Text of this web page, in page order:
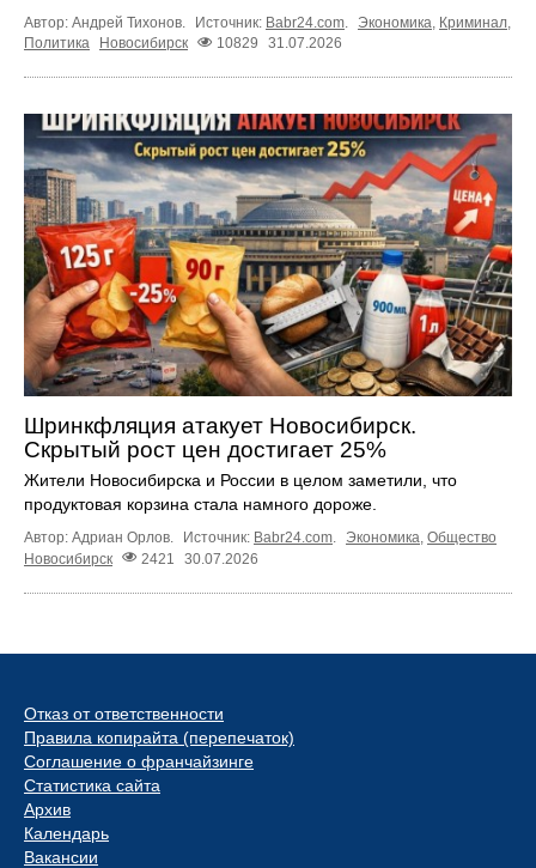
Автор: Андрей Тихонов. Источник: Babr24.com Экономика Криминал
Политика
Новосибирск 10829 31.07.2026
Шринкфляция атакует Новосибирск.
Скрытый рост цен достигает 25%
Жители Новосибирска и России в целом заметили, что
продуктовая корзина стала намного дороже.
Автор: Адриан Орлов. Источник: Babr24.com. Экономика, Общество
Новосибирск
2421 30.07.2026
Отказ от ответственности
Правила копирайта (перепечаток)
Соглашение о франчайзинге
Статистика сайта
Архив
Календарь
Вакансии